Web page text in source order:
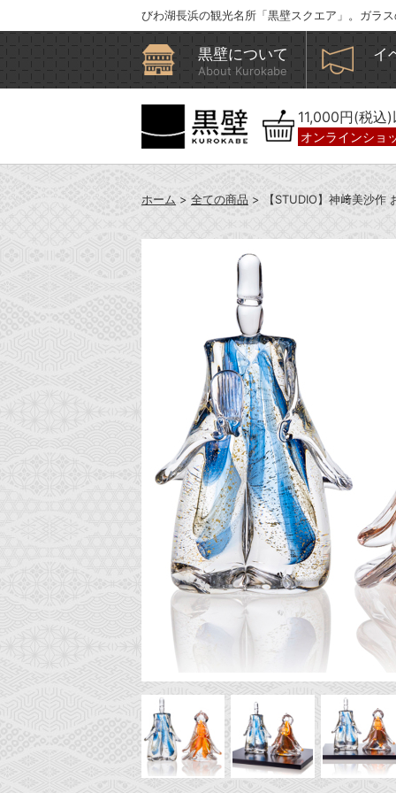
びわ湖長浜の観光名所「黒壁スクエア」。ガラ
黒壁について
About Kurokabe
イ
11,000円(税込
オンラインショ
ホーム > 全ての商品 > 【STUDIO】神﨑美沙作